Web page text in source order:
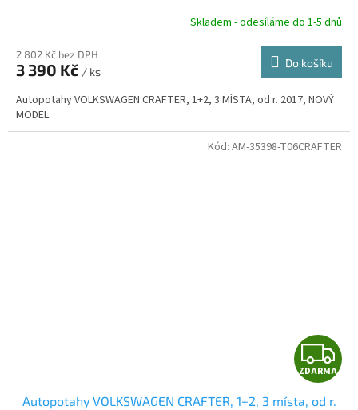
R
Skladem - odesíláme do 1-5 dnů
2 802 Kč bez DPH
3 390 Kč / ks
Do košíku
Autopotahy VOLKSWAGEN CRAFTER, 1+2, 3 MÍSTA, od r. 2017, NOVÝ
MODEL.
Z
D
ZDARMA
Autopotahy VOLKSWAGEN CRAFTER, 1+2, 3 místa, od r.
Kód: AM-35398-T06CRAFTER